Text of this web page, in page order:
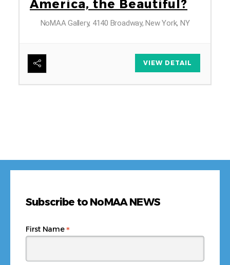
America, the Beautiful?
NoMAA Gallery, 4140 Broadway, New York, NY
VIEW DETAIL
Subscribe to NoMAA NEWS
First Name*